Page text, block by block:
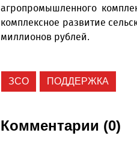
агропромышленного
комплексное развитие
миллионов рублей.
ЗСО ПОДДЕРЖКА
Комментарии (0)